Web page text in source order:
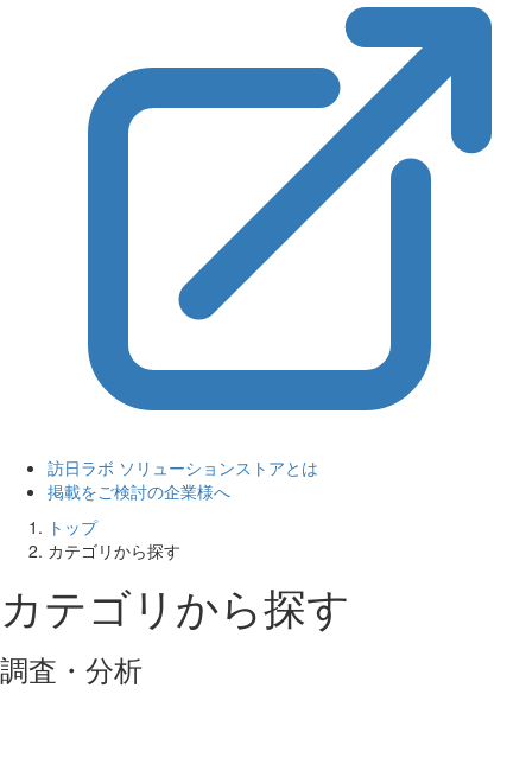
訪日ラボ ソリューションストアとは
掲載をご検討の企業様へ
トップ
カテゴリから探す
カテゴリから探す
調査・分析